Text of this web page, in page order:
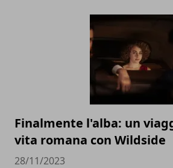
Finalmente l'alba: un
vita romana con Wildside
28/11/2023